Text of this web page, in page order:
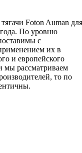
Foton Auman для
По уровню
с
их в
и европейского
мы рассматриваем
то по